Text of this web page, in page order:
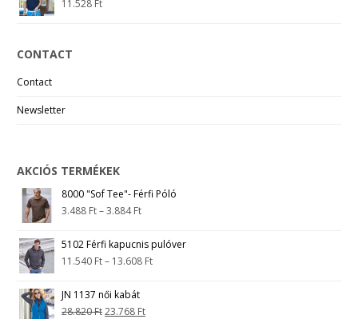
11.528 Ft
CONTACT
Contact
Newsletter
AKCIÓS TERMÉKEK
8000 "Sof Tee"- Férfi Póló
3.488 Ft–3.884Ft
5102 Férfi kapucnis pulóver
11.540 Ft– 13.608 Ft
JN 1137 női kabát
28.820Ft23.768 Ft